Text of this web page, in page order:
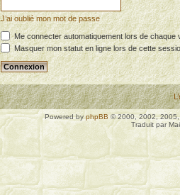
J’ai oublié mon mot de passe
Me connecter automatiquement lors de chaque
Masquer mon statut en ligne lors de cette
Powered byphpBB© 2000, 2002,
Traduit par